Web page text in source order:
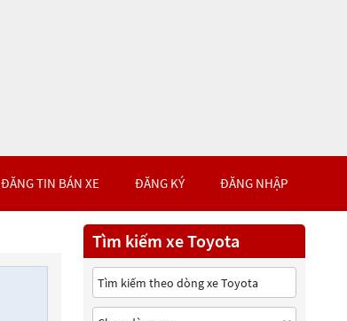
ĐĂNG TIN BÁN XE ĐĂNG KÝ ĐĂNG NHẬP
Tìm kiếm xe Toyota